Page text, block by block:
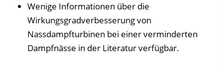
Wenige Informationen über die
Wirkungsgradverbesserung von
Nassdampfturbinen bei einer verminderten
Dampfnässe in der Literatur verfügbar.